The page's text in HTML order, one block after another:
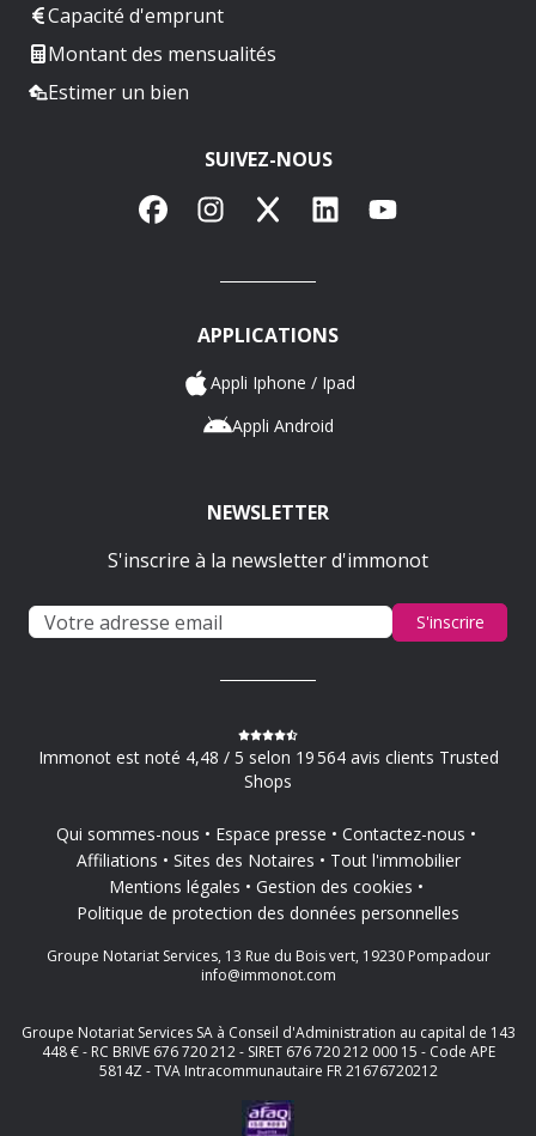
Capacité d'emprunt
Montant des mensualités
Estimer un bien
SUIVEZ-NOUS
FacebookInstagram
X LinkedInYouTube
APPLICATIONS
Appli Iphone / Ipad
Appli Android
NEWSLETTER
S'inscrire à la newsletter d'immonot
S'inscrire
Immonot est noté 4,48 / 5 selon 19 564 avis clients Trusted
Shops
Qui sommes-nous Espace presse
Contactez-nous
Affiliations
Sites des Notaires
Tout l'immobilier
Mentions légales
Gestion des cookies
Politique de protection des données personnelles
Groupe Notariat Services, 13 Rue du Bois vert, 19230 Pompadour
info@immonot.com
Groupe Notariat Services SA à Conseil d'Administration au capital de 143
448 € - RC BRIVE 676 720 212 - SIRET 676 720 212 000 15 - Code APE
5814Z - TVA Intracommunautaire FR 21676720212